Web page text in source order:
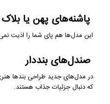
پاشنه‌های پهن یا بلاک
این مدل‌ها هم پای شما را اذیت
صندل‌های بنددار
در مدل‌های جدید طراحی بندها
که دنبال جزئیات جذاب هستند.